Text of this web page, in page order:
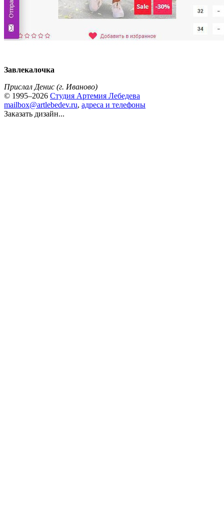
Завлекалочка
Прислал Денис (г. Иваново)
© 1995–2026 Студия Артемия Лебедева
mailbox@artlebedev.ru, адреса и телефоны
Заказать дизайн...